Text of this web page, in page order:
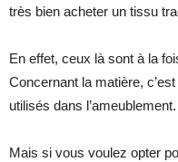
très bien acheter un tissu
En effet, ceux là sont à la
Concernant la matière,
utilisés dans l’ameublement.
Mais si vous voulez opter